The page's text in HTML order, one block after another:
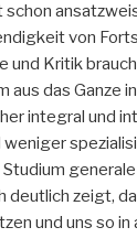
von
und Kritik
aus das Ganze
integral und
deutlich zeigt,
und uns so